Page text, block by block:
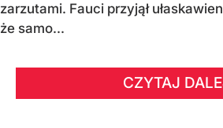
zarzutami. Fauci przyjął
że samo...
CZYTAJ